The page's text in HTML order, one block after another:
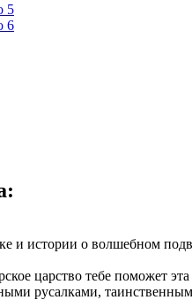
и истории о волшебном
царство тебе поможет
русалками,